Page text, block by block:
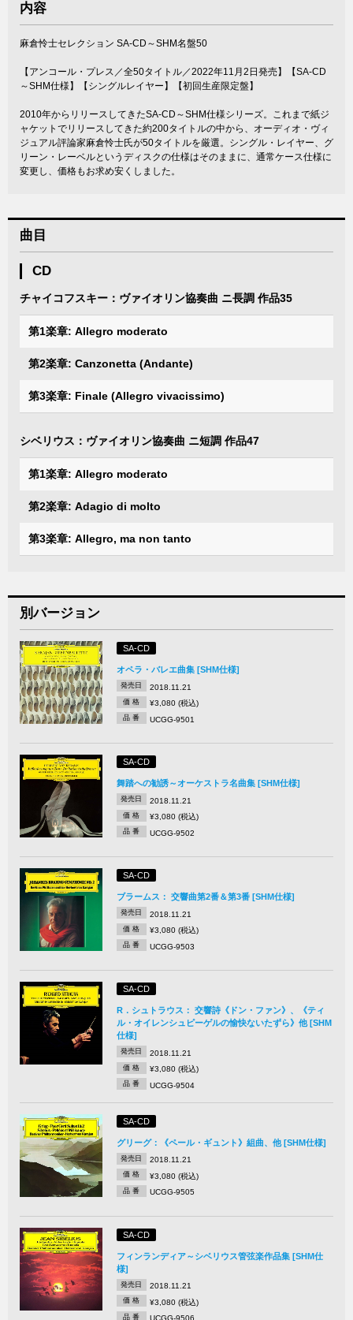
内容
麻倉怜士セレクション SA-CD～SHM名盤50
【アンコール・プレス／全50タイトル／2022年11月2日発売】【SA-CD
～SHM仕様】【シングルレイヤー】【初回生産限定盤】
2010年からリリースしてきたSA-CD～SHM仕様シリーズ。これまで紙ジ
ャケットでリリースしてきた約200タイトルの中から、オーディオ・ヴィ
ジュアル評論家麻倉怜士氏が50タイトルを厳選。シングル・レイヤー、グ
リーン・レーベルというディスクの仕様はそのままに、通常ケース仕様に
変更し、価格もお求め安くしました。
曲目
CD
チャイコフスキー：ヴァイオリン協奏曲 ニ長調 作品35
第1楽章: Allegro moderato
第2楽章: Canzonetta (Andante)
第3楽章: Finale (Allegro vivacissimo)
シベリウス：ヴァイオリン協奏曲 ニ短調 作品47
第1楽章: Allegro moderato
第2楽章: Adagio di molto
第3楽章: Allegro, ma non tanto
別バージョン
SA-CD
オペラ・バレエ曲集 [SHM仕様]
発売日 2018.11.21
価 格 ¥3,080 (税込)
品 番 UCGG-9501
SA-CD
舞踏への勧誘～オーケストラ名曲集 [SHM仕様]
発売日 2018.11.21
価 格 ¥3,080 (税込)
品 番 UCGG-9502
SA-CD
ブラームス： 交響曲第2番＆第3番 [SHM仕様]
発売日 2018.11.21
価 格 ¥3,080 (税込)
品 番 UCGG-9503
SA-CD
R．シュトラウス： 交響詩《ドン・ファン》、《ティ
ル・オイレンシュピーゲルの愉快ないたずら》他 [SHM
仕様]
発売日 2018.11.21
価 格 ¥3,080 (税込)
品 番 UCGG-9504
SA-CD
グリーグ：《ペール・ギュント》組曲、他 [SHM仕様]
発売日 2018.11.21
価 格 ¥3,080 (税込)
品 番 UCGG-9505
SA-CD
フィンランディア～シベリウス管弦楽作品集 [SHM仕
様]
発売日 2018.11.21
価 格 ¥3,080 (税込)
品 番 UCGG-9506